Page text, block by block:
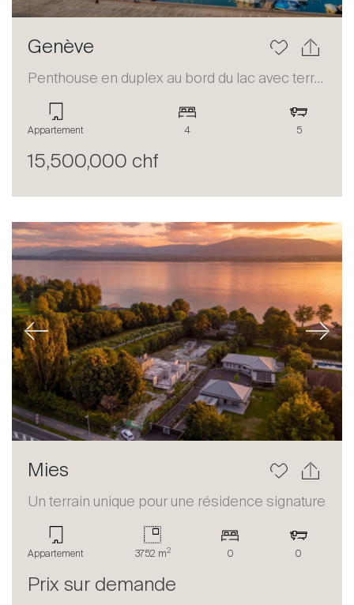
Genève
Penthouse en duplex au bord du lac avec terrasse et vue panoramique
Appartement 4 5
15,500,000 chf
Previous Next
Mies
Un terrain unique pour une résidence signature
Appartement 3752 m2 0 0
Prix sur demande